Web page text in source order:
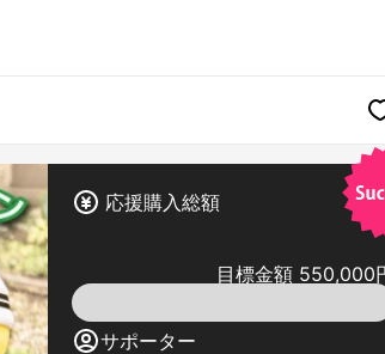
応援購入総額
目標金額 550,000
サポーター